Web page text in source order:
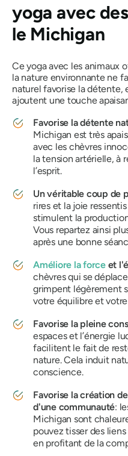
yoga avec
le Michigan
Ce yoga avec les animaux
la nature environnante ne
naturel favorise la détente,
ajoutent une touche
Favorise la détente
Michigan est très
avec les chèvres
la tension artérielle, à
l’esprit.
Un véritable coup de
rires et la joie
stimulent la
Vous repartez ainsi
après une bonne
Améliore la forceet
chèvres qui se
grimpent légèrement
votre équilibre et
Favorise la pleine
espaces et l’énergie
facilitent le fait de
nature. Cela induit
conscience.
Favorise la création
d'une communauté:
Michigan sont
pouvez tisser des
en profitant de la